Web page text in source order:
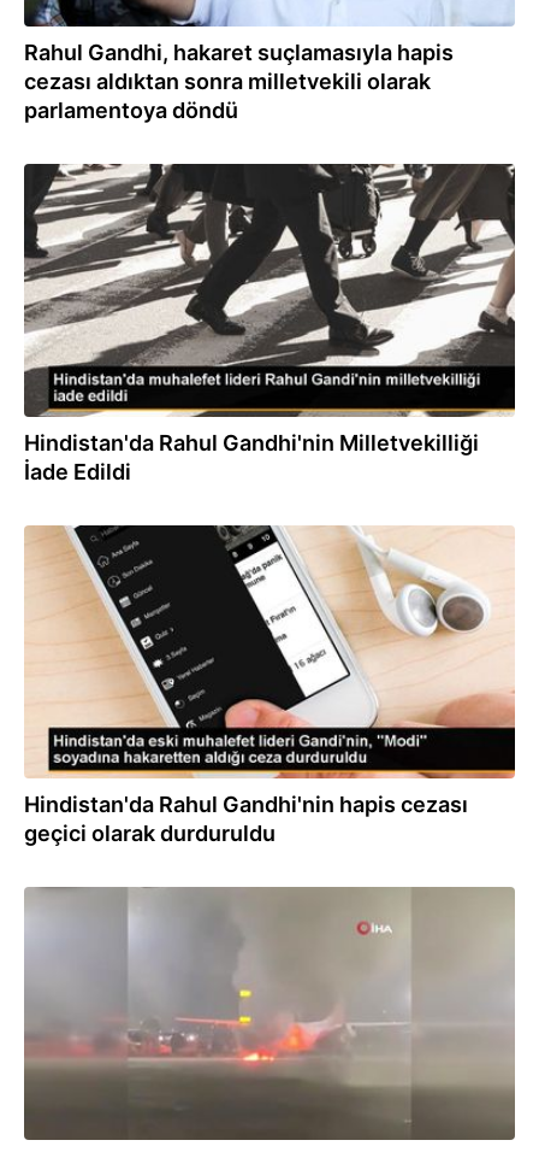
Rahul Gandhi, hakaret suçlamasıyla hapis
cezası aldıktan sonra milletvekili olarak
parlamentoya döndü
07.08.2023
Hindistan'da Rahul Gandhi'nin Milletvekilliği
İade Edildi
04.08.2023
Hindistan'da Rahul Gandhi'nin hapis cezası
geçici olarak durduruldu
26.07.2023